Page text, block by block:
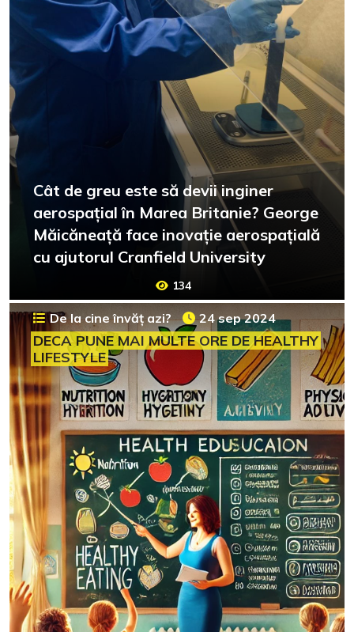
Cât de greu este să devii inginer
aerospațial în Marea Britanie? George
Măicăneață face inovație aerospațială
cu ajutorul Cranfield University
134
De la cine învăț azi? 24 sep 2024
DECA PUNE MAI MULTE ORE DE HEALTHY
LIFESTYLE